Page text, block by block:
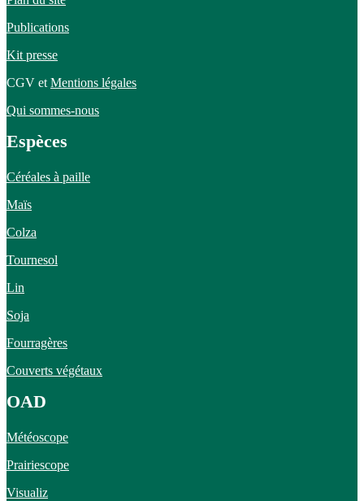
Publications
Kit presse
CGV et Mentions légales
Qui sommes-nous
Espèces
Céréales à paille
Maïs
Colza
Tournesol
Lin
Soja
Fourragères
Couverts végétaux
OAD
Météoscope
Prairiescope
Visualiz